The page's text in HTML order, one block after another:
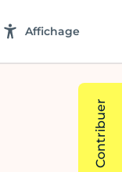
Affichage
Contribuer